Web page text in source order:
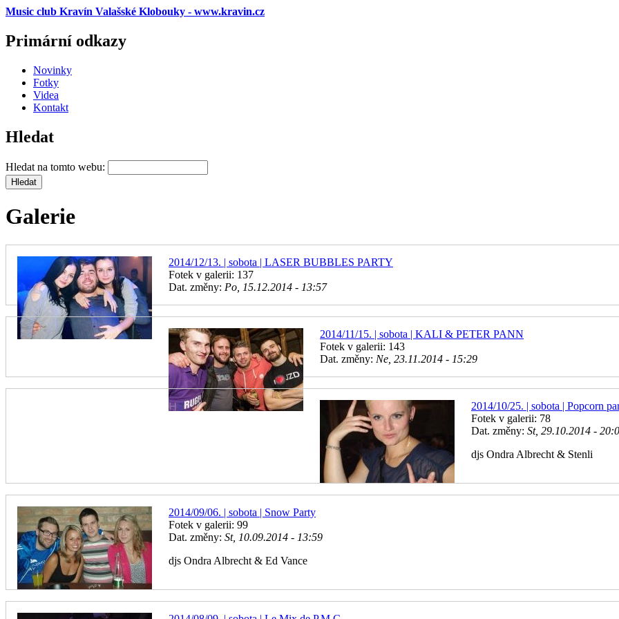
Music club Kravín Valašské Klobouky - www.kravin.cz
Primární odkazy
Novinky
Fotky
Videa
Kontakt
Hledat
Hledat na tomto webu:
Galerie
2014/12/13. | sobota | LASER BUBBLES PARTY
Fotek v galerii: 137
Dat. změny: Po, 15.12.2014 - 13:57
2014/11/15. | sobota | KALI & PETER PANN
Fotek v galerii: 143
Dat. změny: Ne, 23.11.2014 - 15:29
2014/10/25. | sobota | Popcorn
Fotek v galerii: 78
Dat. změny: St, 29.10.2014 -
djs Ondra Albrecht & Stenli
2014/09/06. | sobota | Snow Party
Fotek v galerii: 99
Dat. změny: St, 10.09.2014 - 13:59
djs Ondra Albrecht & Ed Vance